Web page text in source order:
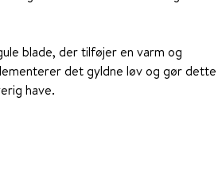
blade, der tilføjer en varm og
det gyldne løv og gør dette
have.